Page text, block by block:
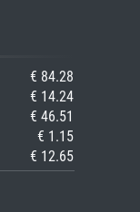
€ 84.28
€ 14.24
€ 46.51
€ 1.15
€ 12.65